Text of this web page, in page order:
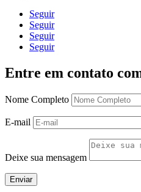
Seguir
Seguir
Seguir
Seguir
Entre em contato
Nome Completo
E-mail
Deixe sua mensagem
Enviar